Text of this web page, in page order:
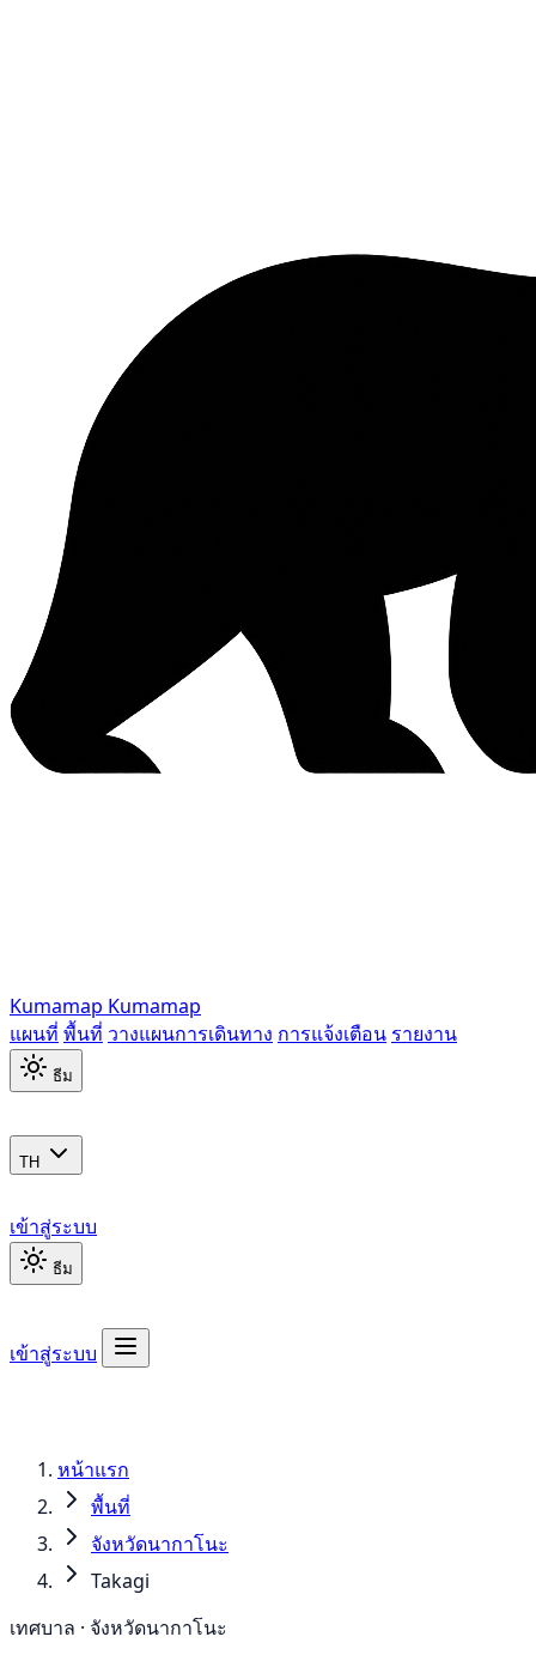
Kumamap Kumamap
แผนที่ พื้นที่ วางแผนการเดินทาง การแจ้งเตือน รายงาน
ธีม
TH
เข้าสู่ระบบ
ธีม
เข้าสู่ระบบ
หน้าแรก
พื้นที่
จังหวัดนากาโนะ
Takagi
เทศบาล · จังหวัดนากาโนะ